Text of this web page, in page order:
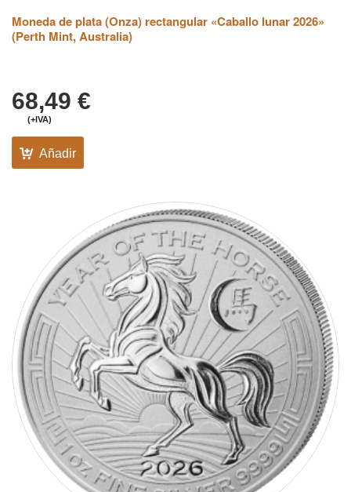
Moneda de plata (Onza) rectangular «Caballo lunar 2026»
(Perth Mint, Australia)
68,49 €
(+IVA)
Añadir